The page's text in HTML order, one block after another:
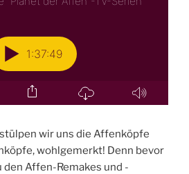
wir uns die Affenköpfe
wohlgemerkt! Denn bevor
den Affen-Remakes und -